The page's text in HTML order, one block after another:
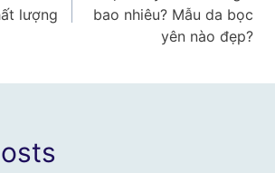
lượng
bao nhiêu? Mẫu da bọc
yên nào đẹp?